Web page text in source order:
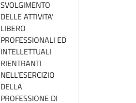
SVOLGIMENTO
DELLE ATTIVITA’
LIBERO
PROFESSIONALI ED
INTELLETTUALI
RIENTRANTI
NELL’ESERCIZIO
DELLA
PROFESSIONE DI